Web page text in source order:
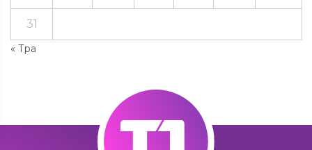
« Тра
31